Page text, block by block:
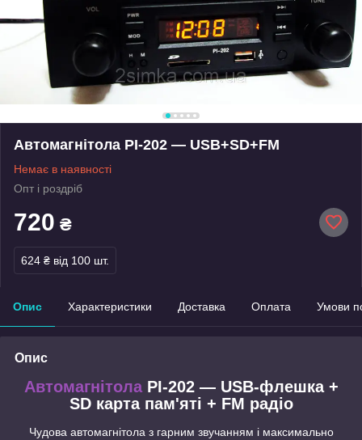
Автомагнітола PI-202 — USB+SD+FM
Немає в наявності
Опт і роздріб
720 ₴
624 ₴ від 100 шт.
Опис Характеристики Доставка Оплата Умови
Опис
АвтомагнітолаPI-202 — USB-флешка +
SD карта пам'яті + FM радіо
Чудова автомагнітола з гарним звучанням і максимально